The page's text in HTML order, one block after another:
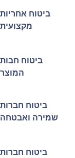
ביטוח אחריות
מקצועית
ביטוח חבות
המוצר
ביטוח חברות
שמירה ואבטחה
ביטוח חברות